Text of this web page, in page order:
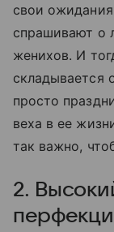
свои
спрашивают о
женихов. И
складывается
просто
веха в ее
так важно,
2.